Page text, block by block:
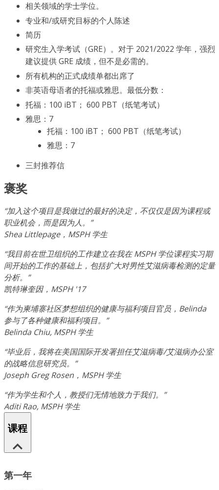
相关领域的学士学位。
专业和/或研究目标的个人陈述
简历
研究生入学考试（GRE）。对于 2021/2022 学年，强烈
建议提供 GRE 成绩，但不是必需的。
所有机构的正式成绩单都出席了
非英语母语者的托福或雅思。最低分数：
托福：100 iBT； 600 PBT（纸笔考试）
雅思：7
托福：100 iBT； 600 PBT（纸笔考试）
雅思：7
三封推荐信
褒奖
“加入这个项目是我做过的最好的决定，不仅仅是因为课程或
职业机会，而是因为人。”
Shea Littlepage，MSPH 学生
“我目前在世卫组织的工作建立在我在 MSPH 学位课程实习期
间开始的工作的基础上，包括扩大对男性艾滋病毒检测的定量
分析。”
凯特琳奎因，MSPH '17
“作为柬埔寨社区梦想组织的健康与福利项目官员，Belinda
参与了各种健康和福利项目。”
Belinda Chiu, MSPH 学生
“毕业后，我将在美国国际开发署担任艾滋病毒/艾滋病办公室
的战略信息研究员。”
Joseph Greg Rosen，MSPH 学生
“作为学生和个人，教授们无情地致力于我们。”
Aditi Rao, MSPH 学生
课程
第一年